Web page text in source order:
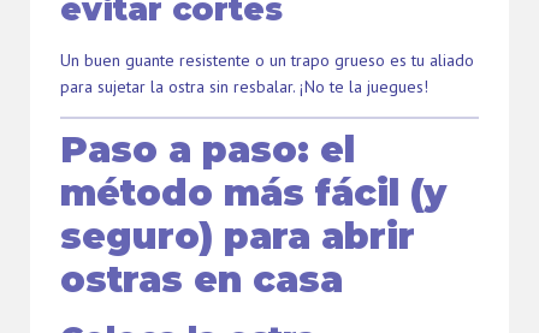
evitar cortes
Un buen guante resistente o un trapo grueso es tu aliado
para sujetar la ostra sin resbalar. ¡No te la juegues!
Paso a paso: el
método más fácil (y
seguro) para abrir
ostras en casa